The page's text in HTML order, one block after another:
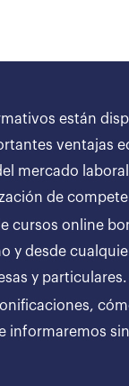
están
ventajas
mercado
de
cursos online
y desde
y
informaremos